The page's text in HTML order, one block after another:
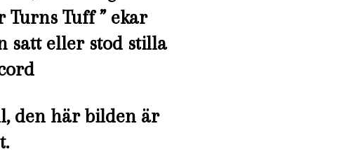
Turns Tuff ” ekar
satt eller stod stilla
den här bilden är